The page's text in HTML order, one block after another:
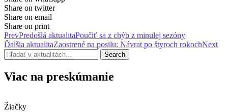
Share on twitter
Share on email
Share on print
PrevPredošlá aktualitaPoučiť sa z chýb z minulej sezóny
Ďalšia aktualitaZaostrené na posilu: Návrat po štyroch rokochNext
Search
Viac na preskúmanie
Žiačky